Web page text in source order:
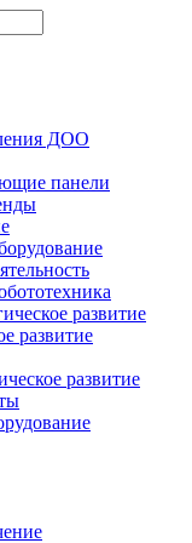
ДОО
панели
развитие
развитие
развитие